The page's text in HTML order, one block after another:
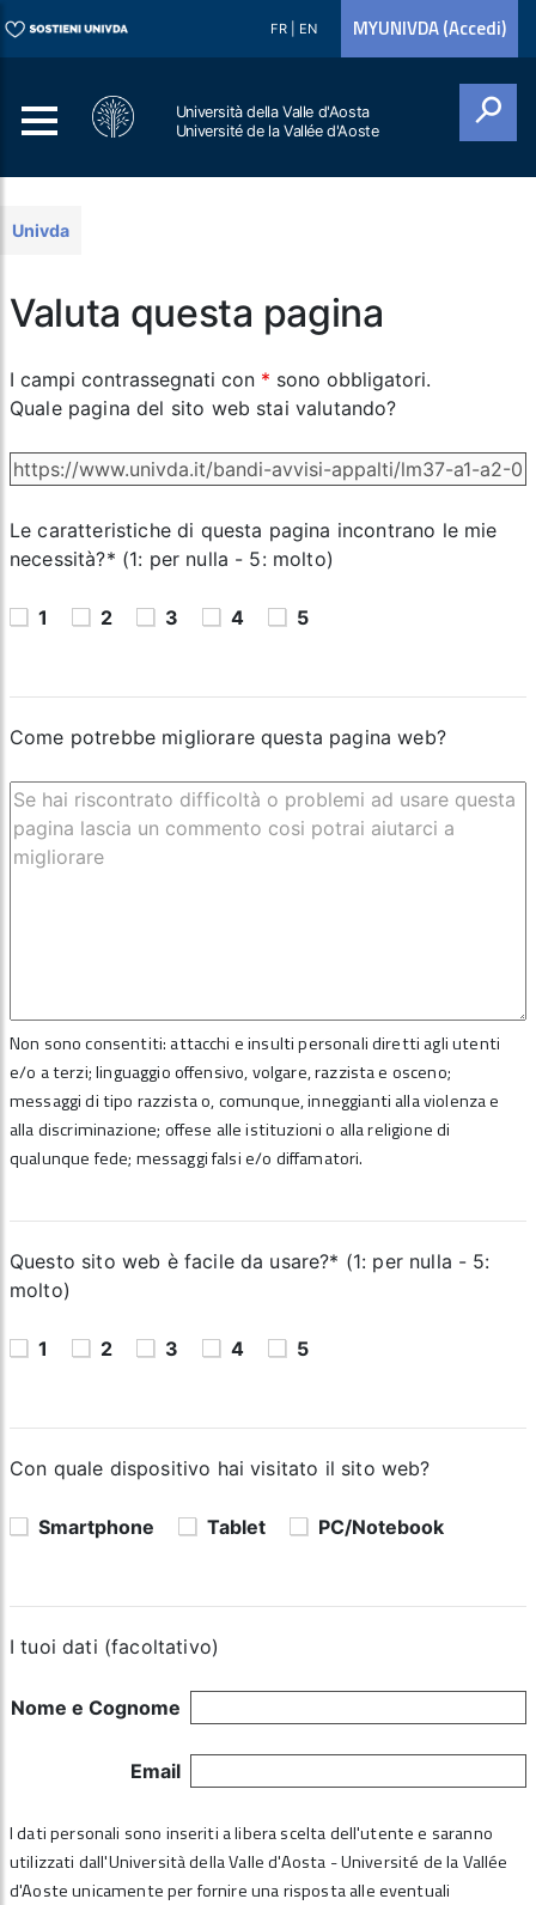
FR EN MYUNIVDA (Accedi)
Università della Valle d'Aosta
Université de la Vallée d'Aoste
Univda
Valuta questa pagina
I campi contrassegnati con * sono obbligatori.
Quale pagina del sito web stai valutando?
Le caratteristiche di questa pagina incontrano le mie
necessità?* (1: per nulla - 5: molto)
1 2 3 4 5
Come potrebbe migliorare questa pagina web?
Non sono consentiti: attacchi e insulti personali diretti agli utenti
e/o a terzi; linguaggio offensivo, volgare, razzista e osceno;
messaggi di tipo razzista o, comunque, inneggianti alla violenza e
alla discriminazione; offese alle istituzioni o alla religione di
qualunque fede; messaggi falsi e/o diffamatori.
Questo sito web è facile da usare?* (1: per nulla - 5:
molto)
1 2 3 4 5
Con quale dispositivo hai visitato il sito web?
Smartphone Tablet PC/Notebook
I tuoi dati (facoltativo)
Nome e Cognome
Email
I dati personali sono inseriti a libera scelta dell'utente e saranno
utilizzati dall'Università della Valle d'Aosta - Université de la Vallée
d'Aoste unicamente per fornire una risposta alle eventuali